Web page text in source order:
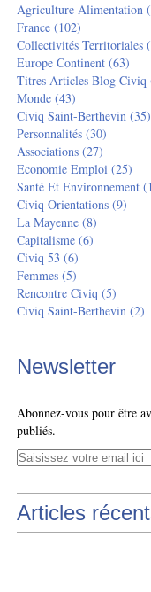
Agriculture Alimentation
France (102)
Collectivités Territoriales
Europe Continent (63)
Titres Articles Blog Civiq
Monde (43)
Civiq Saint-Berthevin (35)
Personnalités (30)
Associations (27)
Economie Emploi (25)
Santé Et Environnement
Civiq Orientations (9)
La Mayenne (8)
Capitalisme (6)
Civiq 53 (6)
Femmes (5)
Rencontre Civiq (5)
Civiq Saint-Berthevin (2)
Newsletter
Abonnez-vous pour être
publiés.
Articles